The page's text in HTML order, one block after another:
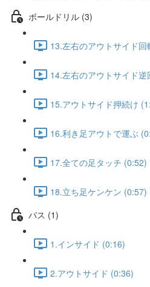
ボールドリル (3)
13.左右のアウトサイド回
14.左右のアウトサイド
15.アウトサイド押続け
16.利き足アウトで運ぶ
17.全ての足タッチ (0:52)
18.立ち足ケンケン (0:57)
パス (1)
1.インサイド (0:16)
2.アウトサイド (0:36)